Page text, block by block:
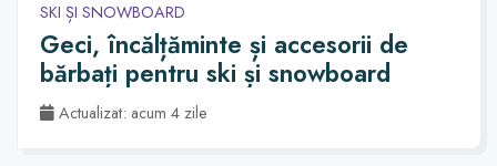
SKI ȘI SNOWBOARD
Geci, încălțăminte și accesorii de
bărbați pentru ski și snowboard
Actualizat: acum 4 zile